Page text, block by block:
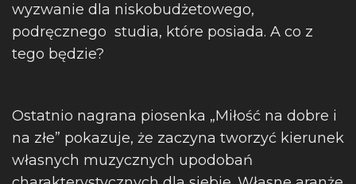
wyzwanie dla niskobudżetowego,
podręcznego studia, które posiada. A co z
tego będzie?
Ostatnio nagrana piosenka „Miłość na dobre i
na złe” pokazuje, że zaczyna tworzyć kierunek
własnych muzycznych upodobań